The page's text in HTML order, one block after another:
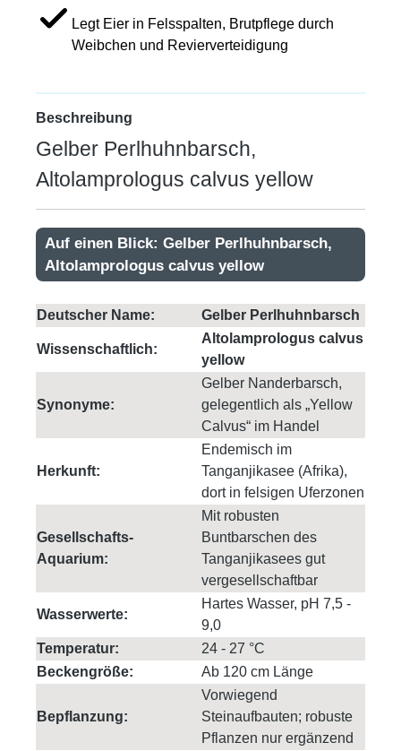
Legt Eier in Felsspalten, Brutpflege durch
Weibchen und Revierverteidigung
Beschreibung
Gelber Perlhuhnbarsch,
Altolamprologus calvus yellow
Auf einen Blick: Gelber Perlhuhnbarsch,
Altolamprologus calvus yellow
Deutscher Name: Gelber Perlhuhnbarsch
Wissenschaftlich:
Altolamprologus calvus
yellow
Synonyme:
Gelber Nanderbarsch,
gelegentlich als „Yellow
Calvus“ im Handel
Herkunft:
Endemisch im
Tanganjikasee (Afrika),
dort in felsigen Uferzonen
Gesellschafts-
Aquarium:
Mit robusten
Buntbarschen des
Tanganjikasees gut
vergesellschaftbar
Wasserwerte:
Hartes Wasser, pH 7,5 -
9,0
Temperatur:
24 - 27 °C
Beckengröße:
Ab 120 cm Länge
Bepflanzung:
Vorwiegend
Steinaufbauten; robuste
Pflanzen nur ergänzend